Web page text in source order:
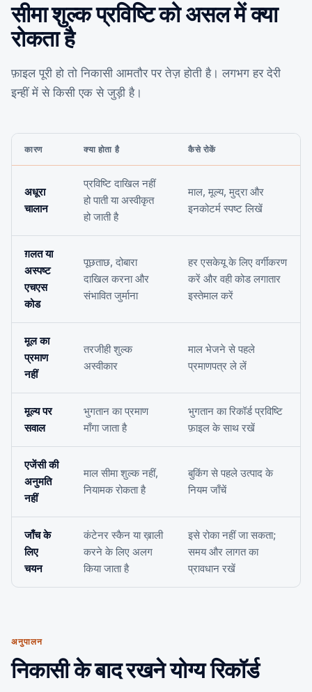
सीमा शुल्क प्रविष्टि को असल में क्या
रोकता है
फ़ाइल पूरी हो तो निकासी आमतौर पर तेज़ होती है। लगभग हर देरी
इन्हीं में से किसी एक से जुड़ी है।
कारण क्या होता है कैसे रोकें
अधूरा
चालान
प्रविष्टि दाखिल नहीं
हो पाती या अस्वीकृत
हो जाती है
माल, मूल्य, मुद्रा और
इनकोटर्म स्पष्ट लिखें
ग़लत या
अस्पष्ट
एचएस
कोड
पूछताछ, दोबारा
दाखिल करना और
संभावित जुर्माना
हर एसकेयू के लिए वर्गीकरण
करें और वही कोड लगातार
इस्तेमाल करें
मूल का
प्रमाण
नहीं
तरजीही शुल्क
अस्वीकार
माल भेजने से पहले
प्रमाणपत्र ले लें
मूल्य पर
सवाल
भुगतान का प्रमाण
माँगा जाता है
भुगतान का रिकॉर्ड प्रविष्टि
फ़ाइल के साथ रखें
एजेंसी की
अनुमति
नहीं
माल सीमा शुल्क नहीं,
नियामक रोकता है
बुकिंग से पहले उत्पाद के
नियम जाँचें
जाँच के
लिए
चयन
कंटेनर स्कैन या ख़ाली
करने के लिए अलग
किया जाता है
इसे रोका नहीं जा सकता;
समय और लागत का
प्रावधान रखें
अनुपालन
निकासी के बाद रखने योग्य रिकॉर्ड